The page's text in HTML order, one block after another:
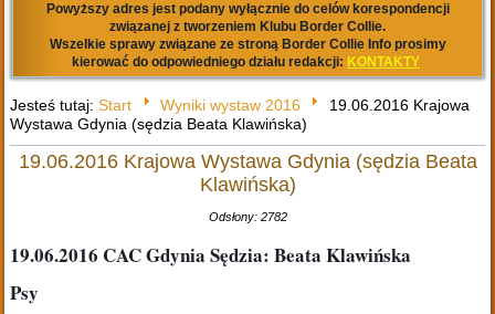
Powyższy adres jest podany wyłącznie do celów korespondencji
związanej z tworzeniem Klubu Border Collie.
Wszelkie sprawy związane ze stroną Border Collie Info prosimy
kierować do odpowiedniego działu redakcji: KONTAKTY
Jesteś tutaj:Start Wyniki wystaw 2016
19.06.2016 Krajowa
Wystawa Gdynia (sędzia Beata Klawińska)
19.06.2016 Krajowa Wystawa Gdynia (sędzia Beata
Klawińska)
Odsłony: 2782
19.06.2016 CAC Gdynia Sędzia: Beata Klawińska
Psy